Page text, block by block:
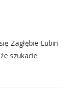
Zagłębie Lubin
szukacie